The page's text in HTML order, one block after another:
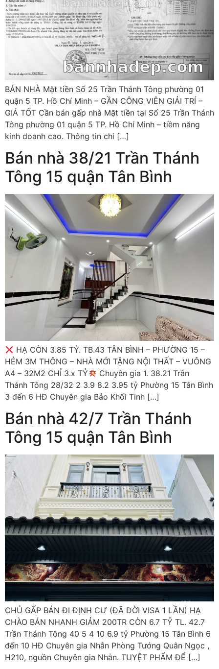
BÁN NHÀ Mặt tiền Số 25 Trần Thánh Tông phường 01
quận 5 TP. Hồ Chí Minh – GẦN CÔNG VIÊN GIẢI TRÍ –
GIÁ TỐT Cần bán gấp nhà Mặt tiền tại Số 25 Trần Thánh
Tông phường 01 quận 5 TP. Hồ Chí Minh – tiềm năng
kinh doanh cao. Thông tin chi […]
Bán nhà 38/21 Trần Thánh
Tông 15 quận Tân Bình
HẠ CÒN 3.85 TỶ. TB.43 TÂN BÌNH – PHƯỜNG 15 –
HẺM 3M THÔNG – NHÀ MỚI TẶNG NỘI THẤT – VUÔNG
A4 – 32M2 CHỈ 3.x TỶ
Chuyên gia 1. 38.21 Trần
Thánh Tông 28/32 2 3.9 8.2 3.95 tỷ Phường 15 Tân Bình
3 đến 6 HĐ Chuyên gia Bảo Khối Tinh […]
Bán nhà 42/7 Trần Thánh
Tông 15 quận Tân Bình
CHỦ GẤP BÁN ĐI ĐỊNH CƯ (ĐÃ DỜI VISA 1 LẦN) HẠ
CHÀO BÁN NHANH GIẢM 200TR CÒN 6.7 TỶ TL. 42.7
Trần Thánh Tông 40 5 4 10 6.9 tỷ Phường 15 Tân Bình 6
đến 10 HĐ Chuyên gia Nhẫn Phòng Tướng Quân Ngọc ,
H210, nguồn Chuyên gia Nhẫn. TUYỆT PHẨM ĐỂ […]